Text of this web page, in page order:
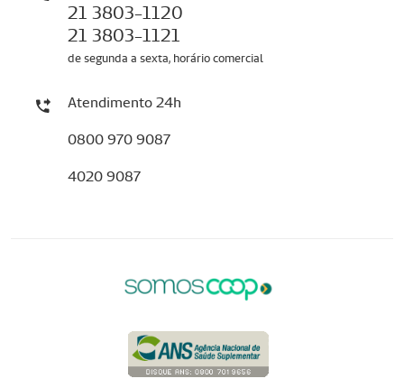
21 3803-1120
21 3803-1121
de segunda a sexta, horário comercial
Atendimento 24h
0800 970 9087
4020 9087